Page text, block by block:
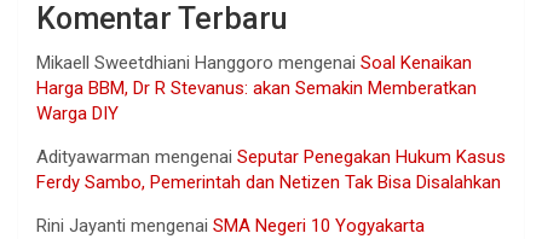
Komentar Terbaru
Mikaell Sweetdhiani Hanggoro mengenai Soal Kenaikan
Harga BBM, Dr R Stevanus: akan Semakin Memberatkan
Warga DIY
Adityawarman mengenai Seputar Penegakan Hukum Kasus
Ferdy Sambo, Pemerintah dan Netizen Tak Bisa Disalahkan
Rini Jayanti mengenai SMA Negeri 10 Yogyakarta